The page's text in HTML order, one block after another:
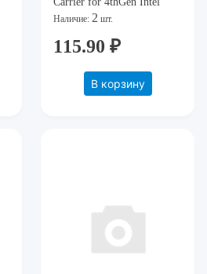
Xeon Scalable Processors
Наличие: 2 шт.
115.90 ₽
В корзину